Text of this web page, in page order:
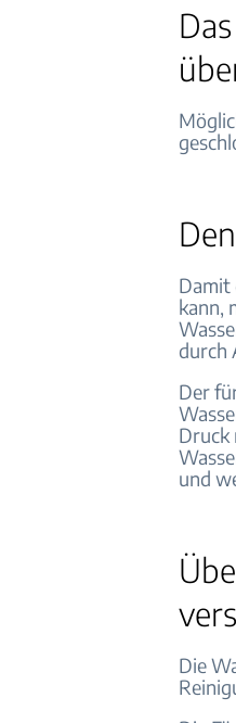
Damit
kann,
durch
Der
Druck
und
Die